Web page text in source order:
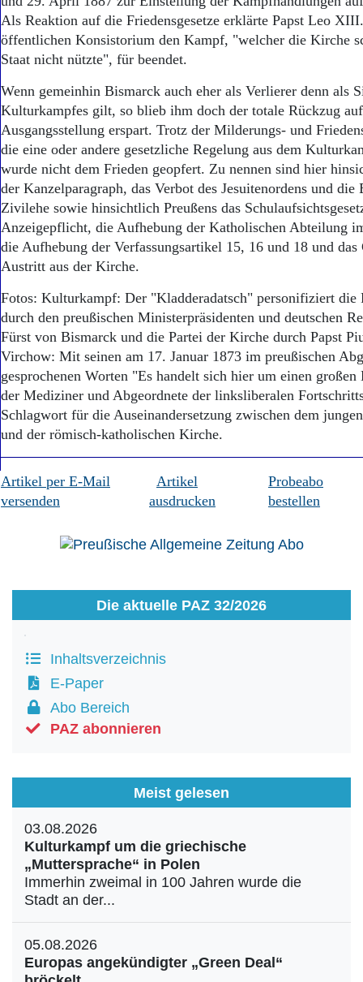
Als Reaktion auf die Friedensgesetze erklärte Papst Leo
öffentlichen Konsistorium den Kampf, "welcher die Kirche
Staat nicht nützte", für beendet.
Wenn gemeinhin Bismarck auch eher als Verlierer denn als
Kulturkampfes gilt, so blieb ihm doch der totale Rückzug
Ausgangsstellung erspart. Trotz der Milderungs- und
die eine oder andere gesetzliche Regelung aus dem
wurde nicht dem Frieden geopfert. Zu nennen sind hier
der Kanzelparagraph, das Verbot des Jesuitenordens und
Zivilehe sowie hinsichtlich Preußens das
Anzeigepflicht, die Aufhebung der Katholischen Abteilung
die Aufhebung der Verfassungsartikel 15, 16 und 18 und das
Austritt aus der Kirche.
Fotos: Kulturkampf: Der "Kladderadatsch" personifiziert die
durch den preußischen Ministerpräsidenten und deutschen
Fürst von Bismarck und die Partei der Kirche durch Papst
Virchow: Mit seinen am 17. Januar 1873 im preußischen
gesprochenen Worten "Es handelt sich hier um einen
der Mediziner und Abgeordnete der linksliberalen
Schlagwort für die Auseinandersetzung zwischen dem
und der römisch-katholischen Kirche.
Artikel per E-Mail
versenden
Artikel
ausdrucken
Probeabo
bestellen
Die aktuelle PAZ 32/2026
Inhaltsverzeichnis
E-Paper
Abo Bereich
PAZ abonnieren
Meist gelesen
03.08.2026
Kulturkampf um die griechische
„Muttersprache“ in Polen
Immerhin zweimal in 100 Jahren wurde die
Stadt an der...
05.08.2026
Europas angekündigter „Green Deal“